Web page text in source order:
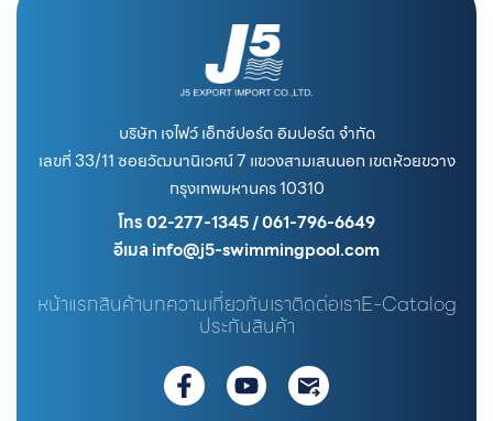
บริษัท เจไฟว์ เอ็กซ์ปอร์ต อิมปอร์ต จำกัด
เลขที่ 33/11 ซอยวัฒนานิเวศน์ 7 แขวงสามเสนนอก เขตห้วยขวาง
กรุงเทพมหานคร 10310
โทร 02-277-1345 / 061-796-6649
อีเมล info@j5-swimmingpool.com
หน้าแรกสินค้าบทความเกี่ยวกับเราติดต่อเราE-Catalog
ประกันสินค้า